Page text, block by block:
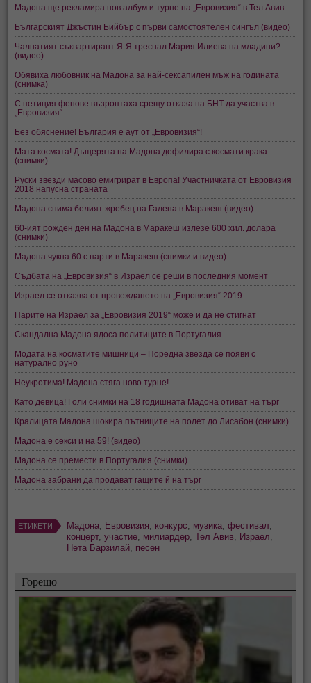
Мадона ще рекламира нов албум и турне на „Евровизия“ в Тел Авив
Българският Джъстин Бийбър с първи самостоятелен сингъл (видео)
Чалнатият съквартирант Я-Я треснал Мария Илиева на младини?
(видео)
Обявиха любовник на Мадона за най-сексапилен мъж на годината
(снимка)
С петиция фенове възроптаха срещу отказа на БНТ да участва в
„Евровизия“
Без обяснение! България е аут от „Евровизия“!
Мата космата! Дъщерята на Мадона дефилира с космати крака
(снимки)
Руски звезди масово емигрират в Европа! Участничката от Евровизия
2018 напусна страната
Мадона снима белият жребец на Галена в Маракеш (видео)
60-ият рожден ден на Мадона в Маракеш излезе 600 хил. долара
(снимки)
Мадона чукна 60 с парти в Маракеш (снимки и видео)
Съдбата на „Евровизия“ в Израел се реши в последния момент
Израел се отказва от провеждането на „Евровизия“ 2019
Парите на Израел за „Евровизия 2019“ може и да не стигнат
Скандална Мадона ядоса политиците в Португалия
Модата на косматите мишници – Поредна звезда се появи с
натурално руно
Неукротима! Мадона стяга ново турне!
Като девица! Голи снимки на 18 годишната Мадона отиват на търг
Кралицата Мадона шокира пътниците на полет до Лисабон (снимки)
Мадона е секси и на 59! (видео)
Мадона се премести в Португалия (снимки)
Мадона забрани да продават гащите й на търг
ЕТИКЕТИ Мадона Евровизия конкурс музика ,фестивал
концерт,участие милиардер ,Тел Авив Израел
Нета Барзилай песен
Горещо